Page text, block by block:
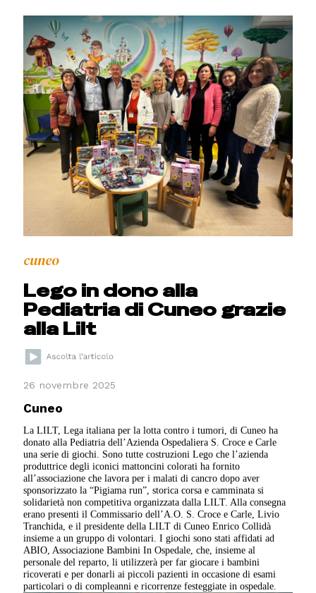
cuneo
Lego in dono alla
Pediatria di Cuneo grazie
alla Lilt
26 novembre 2025
Cuneo
La LILT, Lega italiana per la lotta contro i tumori, di Cuneo ha
donato alla Pediatria dell’Azienda Ospedaliera S. Croce e Carle
una serie di giochi. Sono tutte costruzioni Lego che l’azienda
produttrice degli iconici mattoncini colorati ha fornito
all’associazione che lavora per i malati di cancro dopo aver
sponsorizzato la “Pigiama run”, storica corsa e camminata si
solidarietà non competitiva organizzata dalla LILT. Alla consegna
erano presenti il Commissario dell’A.O. S. Croce e Carle, Livio
Tranchida, e il presidente della LILT di Cuneo Enrico Collidà
insieme a un gruppo di volontari. I giochi sono stati affidati ad
ABIO, Associazione Bambini In Ospedale, che, insieme al
personale del reparto, li utilizzerà per far giocare i bambini
ricoverati e per donarli ai piccoli pazienti in occasione di esami
particolari o di compleanni e ricorrenze festeggiate in ospedale.